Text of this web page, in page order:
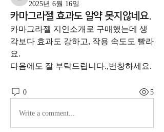
2025년 6월 16일
카마그라젤 효과도 알약 못지않네요.
카마그라젤 지인소개로 구매했는데 생
각보다 효과도 강하고, 작용 속도도 빨라
요.
다음에도 잘 부탁드립니다.,번창하세요.
0 5
Write a comment...